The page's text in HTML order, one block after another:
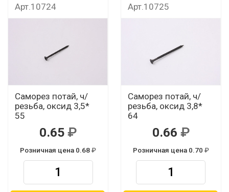
Арт.10724
Саморез потай, ч/
резьба, оксид 3,5*
55
0.65
Розничная цена 0.68
Арт.10725
Саморез потай, ч/
резьба, оксид 3,8*
64
0.66
Розничная цена 0.70